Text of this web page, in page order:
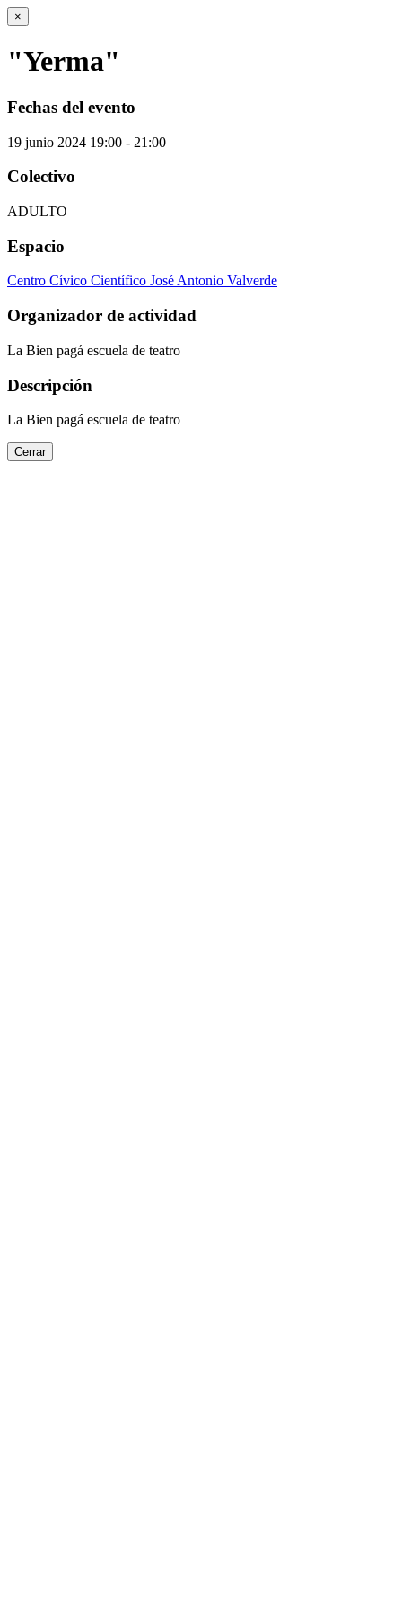
×
"Yerma"
Fechas del evento
19 junio 2024 19:00 - 21:00
Colectivo
ADULTO
Espacio
Centro Cívico Científico José Antonio Valverde
Organizador de actividad
La Bien pagá escuela de teatro
Descripción
La Bien pagá escuela de teatro
Cerrar